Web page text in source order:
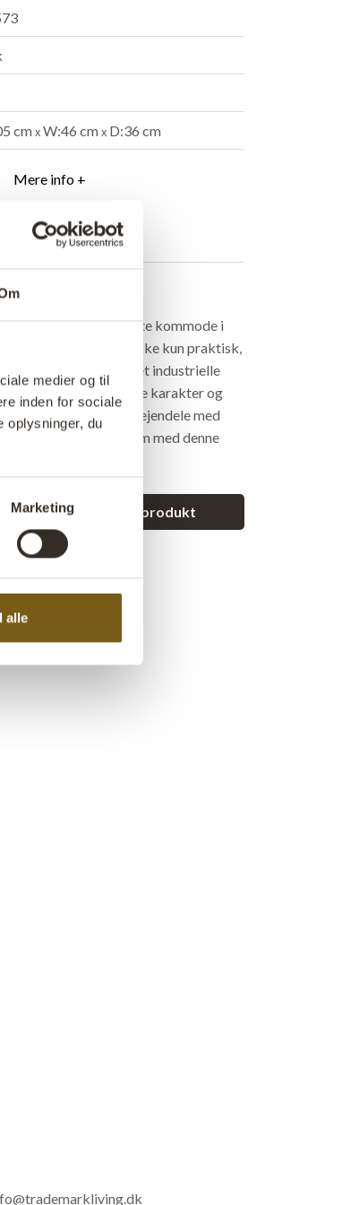
medier og til
inden for sociale
oplysninger, du
Marketing
alle
cm xW:46 cm x D:36 cm
Mere info +
B2B Login
med vores robuste kommode i
Denne kommode er ikke kun praktisk,
til ethvert rum. Det industrielle
giver både karakter og
Organisér dine ejendele med
rå elegance til dit hjem med denne
vedrørende dette produkt